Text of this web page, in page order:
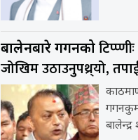
बालेनबारे गगनको
जोखिम उठाउनुपथ्र्यो,